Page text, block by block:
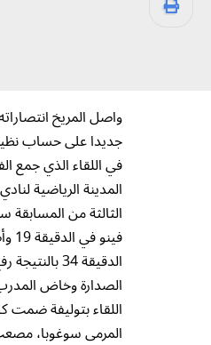
واصل المريخ
جديدا على حساب
في اللقاء الذي جمع
المدينة الرياضية
الثالثة من المسابقة
الصدارة وخاض
اللقاء بتوليفة
المرمى سوغوبا،